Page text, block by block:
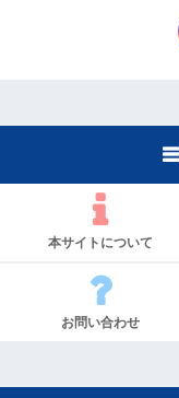
本サイトについて
お問い合わせ